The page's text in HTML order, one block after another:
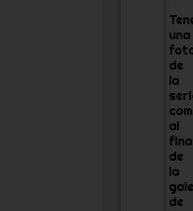
una
de
la
al
de
la
de